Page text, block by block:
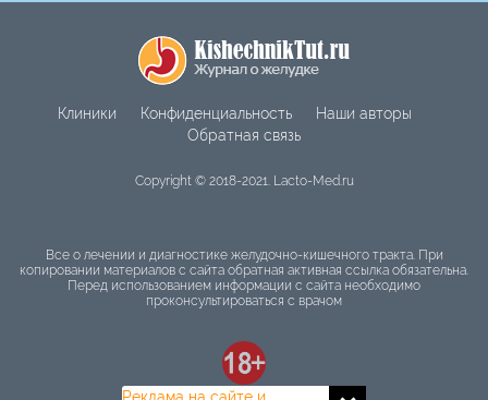
Клиники Конфиденциальность
Наши авторы
Обратная связь
Copyright © 2018-2021. Lacto-Med.ru
Все о лечении и диагностике желудочно-кишечного тракта. При
копировании материалов с сайта обратная активная ссылка обязательна.
Перед использованием информации с сайта необходимо
проконсультироваться с врачом